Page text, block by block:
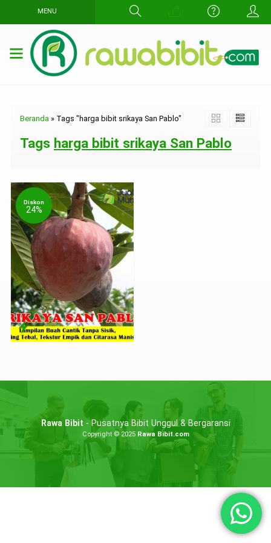
MENU
Beranda » Tags "harga bibit srikaya San Pablo"
Tags harga bibit srikaya San Pablo
Diskon
24%
Rawa Bibit - Pusatnya Bibit Unggul & Bergaransi
Copyright © 2025 Rawa Bibit.com